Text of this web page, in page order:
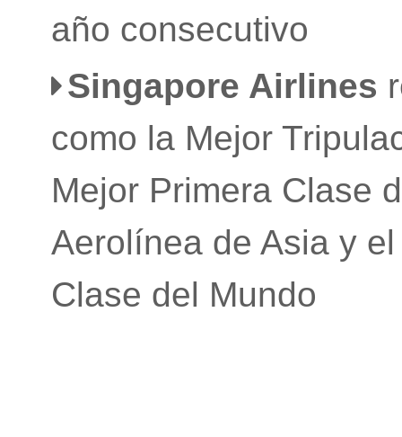
año consecutivo
Singapore Airlines
como la Mejor
Mejor Primera Clase
Aerolínea de Asia y
Clase del Mundo